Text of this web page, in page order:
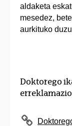
aldaketa
mesedez,
aurkituko
Doktorego